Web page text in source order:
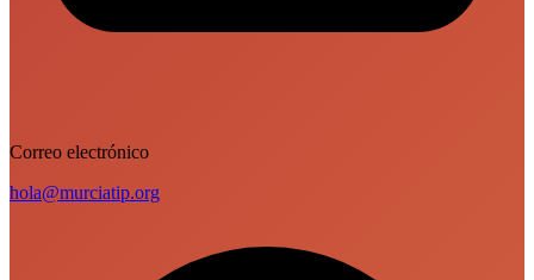
Correo electrónico
hola@murciatip.org